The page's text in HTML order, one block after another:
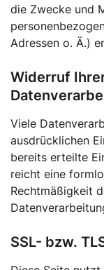
die Zwecke und
Adressen o. Ä.)
Widerruf
Viele
ausdrücklichen
bereits erteilte
reicht eine
Rechtmäßigkeit
SSL- bzw.